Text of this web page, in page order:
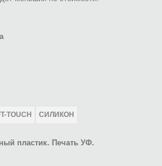
TOUCH СИЛИКОН
пластик. Печать УФ.